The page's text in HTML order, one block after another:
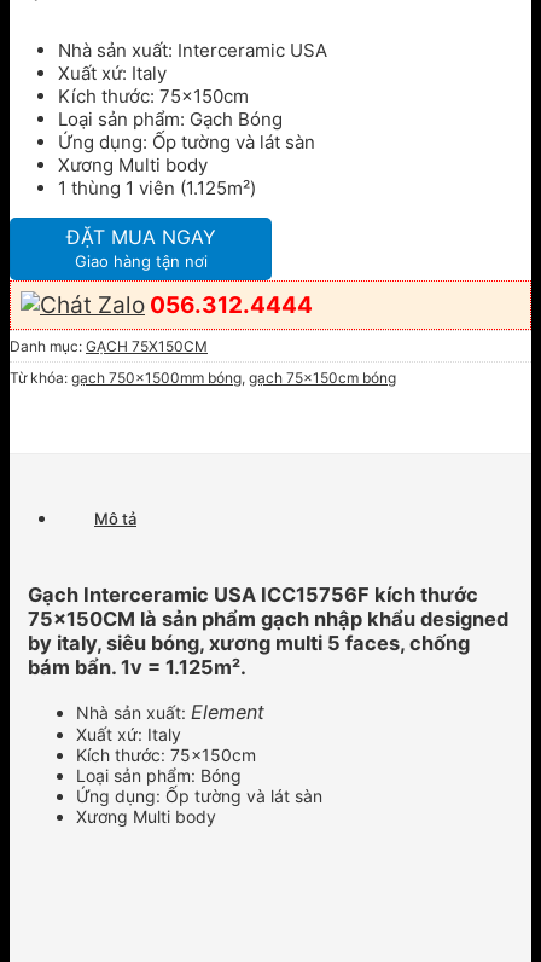
Nhà sản xuất: Interceramic USA
Xuất xứ: Italy
Kích thước: 75x150cm
Loại sản phẩm: Gạch Bóng
Ứng dụng: Ốp tường và lát sàn
Xương Multi body
1 thùng 1 viên (1.125m²)
ĐẶT MUA NGAY
Giao hàng tận nơi
056.312.4444
Danh mục: GẠCH 75X150CM
Từ khóa: gạch 750x1500mm bóng, gạch 75x150cm bóng
Mô tả
Gạch Interceramic USA ICC15756F kích thước
75x150CM là sản phẩm gạch nhập khẩu designed
by italy, siêu bóng, xương multi 5 faces, chống
bám bẩn. 1v = 1.125m².
Nhà sản xuất: Element
Xuất xứ: Italy
Kích thước: 75x150cm
Loại sản phẩm: Bóng
Ứng dụng: Ốp tường và lát sàn
Xương Multi body